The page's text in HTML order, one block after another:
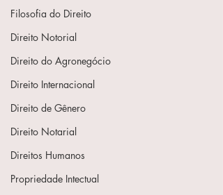
Filosofia do Direito
Direito Notorial
Direito do Agronegócio
Direito Internacional
Direito de Gênero
Direito Notarial
Direitos Humanos
Propriedade Intectual